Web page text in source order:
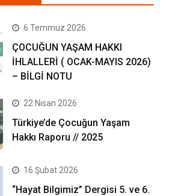
6 Temmuz 2026
ÇOCUĞUN YAŞAM HAKKI
İHLALLERİ ( OCAK-MAYIS 2026)
– BİLGİ NOTU
22 Nisan 2026
Türkiye’de Çocuğun Yaşam
Hakkı Raporu // 2025
16 Şubat 2026
“Hayat Bilgimiz” Dergisi 5. ve 6.